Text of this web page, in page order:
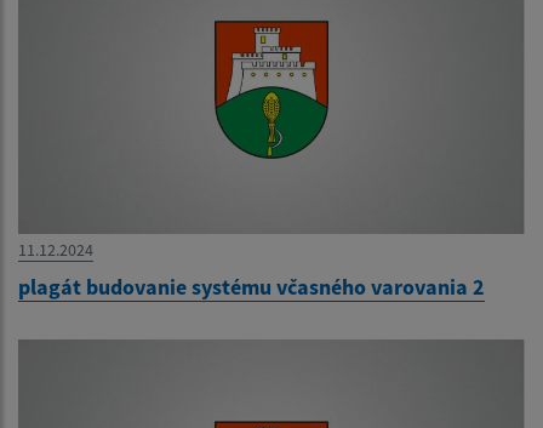
11.12.2024
plagát budovanie systému včasného varovania 2